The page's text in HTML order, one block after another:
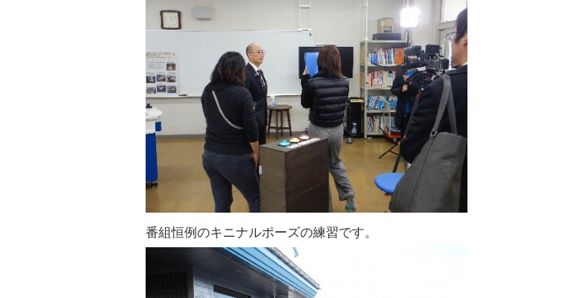
番組恒例のキニナルポーズの練習です。